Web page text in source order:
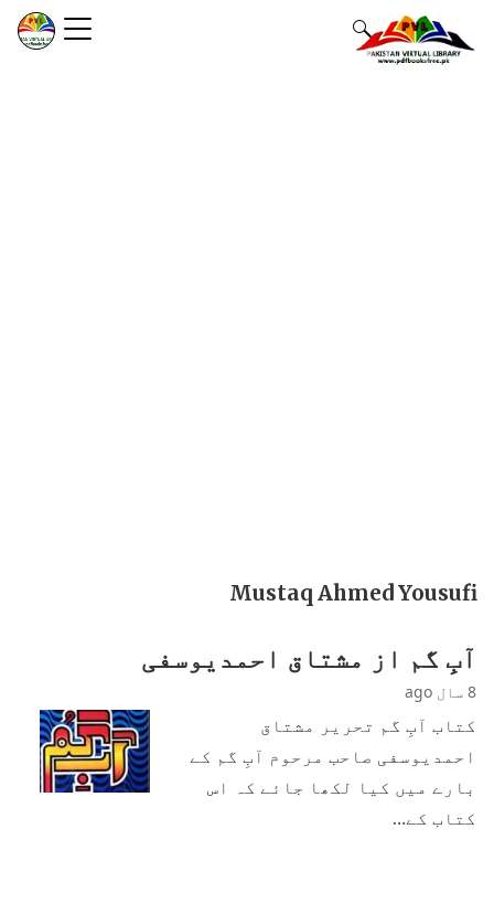
Mustaq Ahmed Yousufi
آبِ گم از مشتاق احمدیوسفی
8 سال ago
کتاب آبِ گم تحریر مشتاق
احمدیوسفی صاحب مرحوم آبِ گم کے
بارے میں کیا لکھا جائے کہ اس
کتاب کے…